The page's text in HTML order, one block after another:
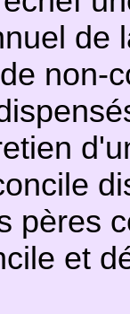
de
non-
pères
et